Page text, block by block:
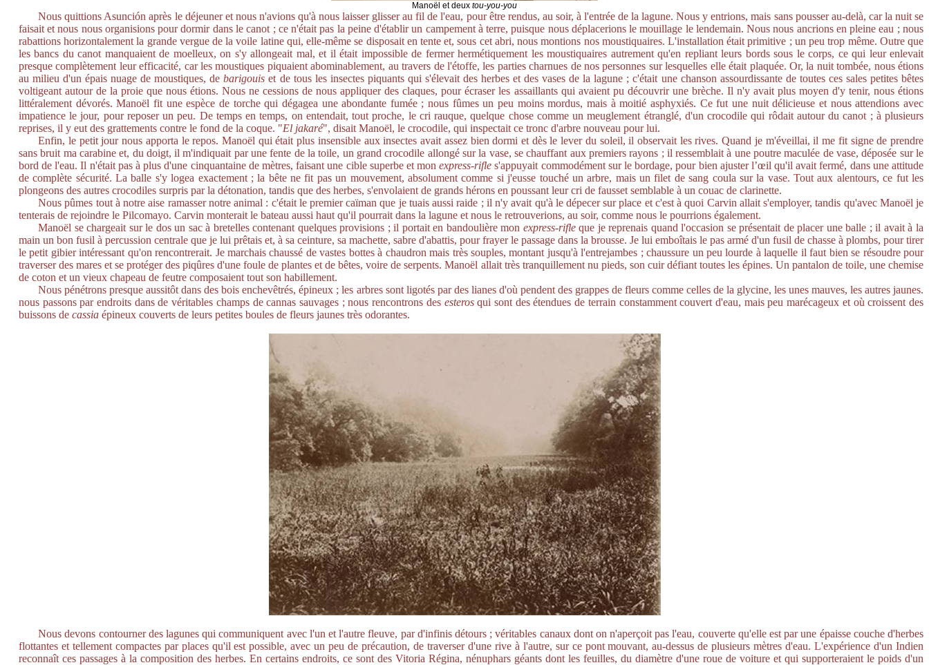
Manoël et deux tou-you-you
Nous quittions Asunción après le déjeuner et nous n'avions qu'à nous laisser glisser au fil de l'eau, pour être rendus, au soir, à l'entrée de la lagune. Nous y entrions, mais sans pousser au-delà, car la nuit se
faisait et nous nous organisions pour dormir dans le canot ; ce n'était pas la peine d'établir un campement à terre, puisque nous déplacerions le mouillage le lendemain. Nous nous ancrions en pleine eau ; nous
rabattions horizontalement la grande vergue de la voile latine qui, elle-même se disposait en tente et, sous cet abri, nous montions nos moustiquaires. L'installation était primitive ; un peu trop même. Outre que
les bancs du canot manquaient de moelleux, on s'y allongeait mal, et il était impossible de fermer hermétiquement les moustiquaires autrement qu'en repliant leurs bords sous le corps, ce qui leur enlevait
presque complètement leur efficacité, car les moustiques piquaient abominablement, au travers de l'étoffe, les parties charnues de nos personnes sur lesquelles elle était plaquée. Or, la nuit tombée, nous étions
au milieu d'un épais nuage de moustiques, debarigouis et de tous les insectes piquants qui s'élevait des herbes et des vases de la lagune ; c'était une chanson assourdissante de toutes ces sales petites bêtes
voltigeant autour de la proie que nous étions. Nous ne cessions de nous appliquer des claques, pour écraser les assaillants qui avaient pu découvrir une brèche. Il n'y avait plus moyen d'y tenir, nous étions
littéralement dévorés. Manoël fit une espèce de torche qui dégagea une abondante fumée ; nous fûmes un peu moins mordus, mais à moitié asphyxiés. Ce fut une nuit délicieuse et nous attendions avec
impatience le jour, pour reposer un peu. De temps en temps, on entendait, tout proche, le cri rauque, quelque chose comme un meuglement étranglé, d'un crocodile qui rôdait autour du canot ; à plusieurs
reprises, il y eut des grattements contre le fond de la coque. "El jakaré", disait Manoël, le crocodile, qui inspectait ce tronc d'arbre nouveau pour lui.
Enfin, le petit jour nous apporta le repos. Manoël qui était plus insensible aux insectes avait assez bien dormi et dès le lever du soleil, il observait les rives. Quand je m'éveillai, il me fit signe de prendre
sans bruit ma carabine et, du doigt, il m'indiquait par une fente de la toile, un grand crocodile allongé sur la vase, se chauffant aux premiers rayons ; il ressemblait à une poutre maculée de vase, déposée sur le
bord de l'eau. Il n'était pas à plus d'une cinquantaine de mètres, faisant une cible superbe et monexpress-rifle s'appuyait commodément sur le bordage, pour bien ajuster l’œil qu'il avait fermé, dans une attitude
de complète sécurité. La balle s'y logea exactement ; la bête ne fit pas un mouvement, absolument comme si j'eusse touché un arbre, mais un filet de sang coula sur la vase. Tout aux alentours, ce fut les
plongeons des autres crocodiles surpris par la détonation, tandis que des herbes, s'envolaient de grands hérons en poussant leur cri de fausset semblable à un couac de clarinette.
Nous pûmes tout à notre aise ramasser notre animal : c'était le premier caïman que je tuais aussi raide ; il n'y avait qu'à le dépecer sur place et c'est à quoi Carvin allait s'employer, tandis qu'avec Manoël je
tenterais de rejoindre le Pilcomayo. Carvin monterait le bateau aussi haut qu'il pourrait dans la lagune et nous le retrouverions, au soir, comme nous le pourrions également.
Manoël se chargeait sur le dos un sac à bretelles contenant quelques provisions ; il portait en bandoulière mon express-rifleque je reprenais quand l'occasion se présentait de placer une balle ; il avait à la
main un bon fusil à percussion centrale que je lui prêtais et, à sa ceinture, sa machette, sabre d'abattis, pour frayer le passage dans la brousse. Je lui emboîtais le pas armé d'un fusil de chasse à plombs, pour tirer
le petit gibier intéressant qu'on rencontrerait. Je marchais chaussé de vastes bottes à chaudron mais très souples, montant jusqu'à l'entrejambes ; chaussure un peu lourde à laquelle il faut bien se résoudre pour
traverser des mares et se protéger des piqûres d'une foule de plantes et de bêtes, voire de serpents. Manoël allait très tranquillement nu pieds, son cuir défiant toutes les épines. Un pantalon de toile, une chemise
de coton et un vieux chapeau de feutre composaient tout son habillement.
Nous pénétrons presque aussitôt dans des bois enchevêtrés, épineux ; les arbres sont ligotés par des lianes d'où pendent des grappes de fleurs comme celles de la glycine, les unes mauves, les autres jaunes.
nous passons par endroits dans de véritables champs de cannas sauvages ; nous rencontrons des esterosqui sont des étendues de terrain constamment couvert d'eau, mais peu marécageux et où croissent des
buissons de cassiaépineux couverts de leurs petites boules de fleurs jaunes très odorantes.
Nous devons contourner des lagunes qui communiquent avec l'un et l'autre fleuve, par d'infinis détours ; véritables canaux dont on n'aperçoit pas l'eau, couverte qu'elle est par une épaisse couche d'herbes
flottantes et tellement compactes par places qu'il est possible, avec un peu de précaution, de traverser d'une rive à l'autre, sur ce pont mouvant, au-dessus de plusieurs mètres d'eau. L'expérience d'un Indien
reconnaît ces passages à la composition des herbes. En certains endroits, ce sont des Vitoria Régina, nénuphars géants dont les feuilles, du diamètre d'une roue de voiture et qui supporteraient le poids d'un